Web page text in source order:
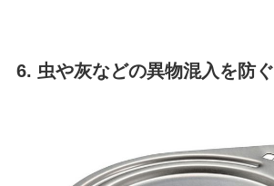
6. 虫や灰などの異物混入を防ぐ